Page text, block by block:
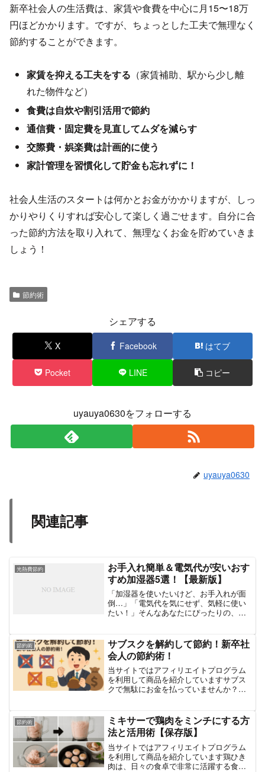
新卒社会人の生活費は、家賃や食費を中心に月15〜18万
円ほどかかります。ですが、ちょっとした工夫で無理なく
節約することができます。
家賃を抑える工夫をする （家賃補助、駅から少し離
れた物件など）
食費は自炊や割引活用で節約
通信費・固定費を見直してムダを減らす
交際費・娯楽費は計画的に使う
家計管理を習慣化して貯金も忘れずに！
社会人生活のスタートは何かとお金がかかりますが、しっ
かりやりくりすれば安心して楽しく過ごせます。自分に合
った節約方法を取り入れて、無理なくお金を貯めていきま
しょう！
節約術
シェアする
X Facebook はてブ
Pocket LINE コピー
uyauya0630をフォローする
uyauya0630
関連記事
光熱費節約
お手入れ簡単＆電気代が安いおす
すめ加湿器5選！【最新版】
「加湿器を使いたいけど、お手入れが面
倒…」「電気代を気にせず、気軽に使い
たい！」そんなあなたにぴったりの、お
かせませんが、こまめな掃除が必要だっ
たり、電気代がかかったり...
節約術
サブスクを解約して節約！新卒社
会人の節約術！
当サイトではアフィリエイトプログラム
を利用して商品を紹介していますサブス
クで無駄にお金を払っていませんか？あ
払っていますか？NetflixやAmazonプライ
ム、Spo...
節約術
ミキサーで鶏肉をミンチにする方
法と活用術【保存版】
当サイトではアフィリエイトプログラム
を利用して商品を紹介しています鶏ひき
肉は、日々の食卓で非常に活躍する食材